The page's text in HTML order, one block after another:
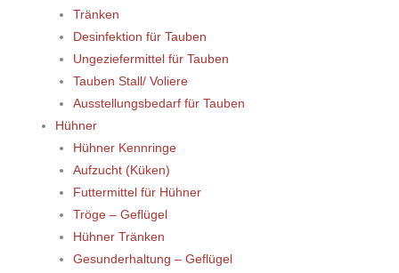
Tränken
Desinfektion für Tauben
Ungeziefermittel für Tauben
Tauben Stall/ Voliere
Ausstellungsbedarf für Tauben
Hühner
Hühner Kennringe
Aufzucht (Küken)
Futtermittel für Hühner
Tröge – Geflügel
Hühner Tränken
Gesunderhaltung – Geflügel